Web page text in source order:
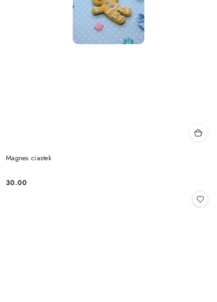
Magnes ciastek
Cena:
30.00